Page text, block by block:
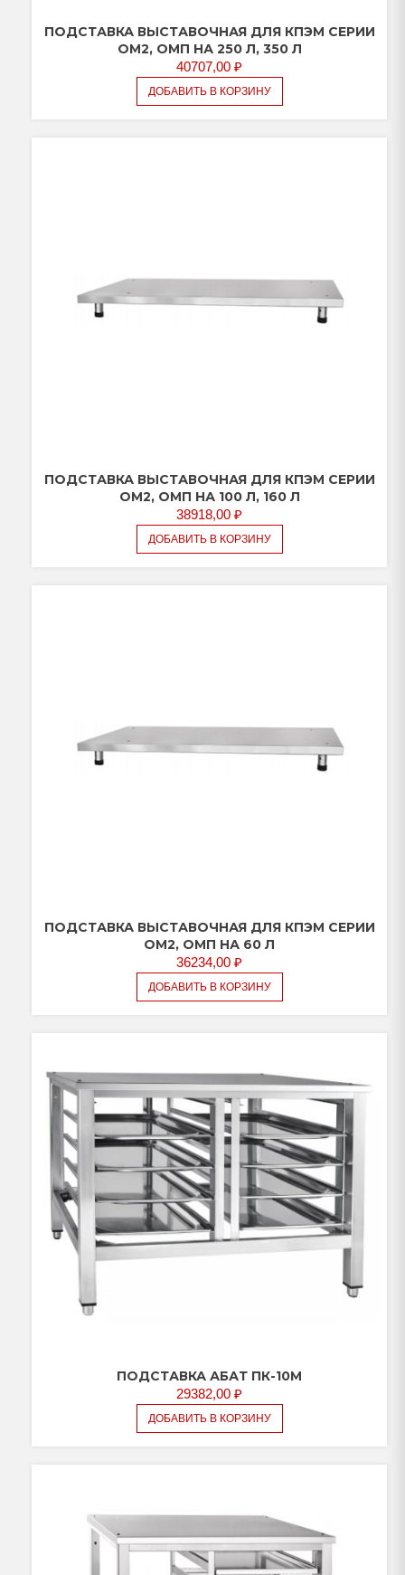
ПОДСТАВКА ВЫСТАВОЧНАЯ ДЛЯ КПЭМ СЕРИИ
ОМ2, ОМП НА 250 Л, 350 Л
40707,00 ₽
ДОБАВИТЬ В КОРЗИНУ
ПОДСТАВКА ВЫСТАВОЧНАЯ ДЛЯ КПЭМ СЕРИИ
ОМ2, ОМП НА 100 Л, 160 Л
38918,00 ₽
ДОБАВИТЬ В КОРЗИНУ
ПОДСТАВКА ВЫСТАВОЧНАЯ ДЛЯ КПЭМ СЕРИИ
ОМ2, ОМП НА 60 Л
36234,00 ₽
ДОБАВИТЬ В КОРЗИНУ
ПОДСТАВКА АБАТ ПК-10М
29382,00 ₽
ДОБАВИТЬ В КОРЗИНУ